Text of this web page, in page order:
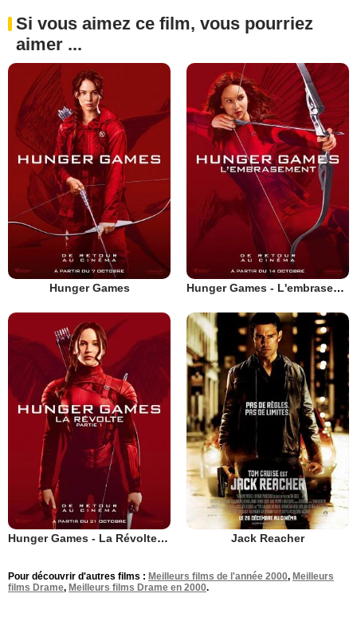
Si vous aimez ce film, vous pourriez
aimer ...
Hunger Games Hunger Games - L'embrasement
Hunger Games - La Révolte : Partie 1 Jack Reacher
Pour découvrir d'autres films : Meilleurs films de l'année 2000, Meilleurs
films Drame, Meilleurs films Drame en 2000.